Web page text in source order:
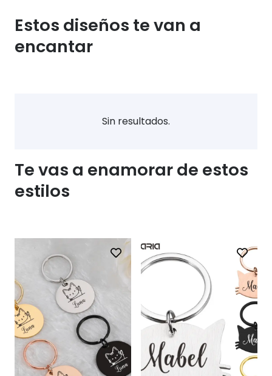
Estos diseños te van a
encantar
Sin resultados.
Te vas a enamorar de estos
estilos